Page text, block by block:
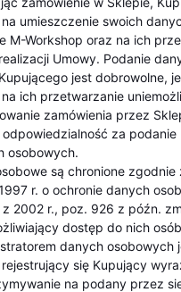
umieszczenie swoich
M-Workshop oraz na ich
Umowy. Podanie
jest dobrowolne,
ich przetwarzanie
zamówienia przez
odpowiedzialność za
osobowych.
są chronione zgodnie
r. o ochronie danych
z 2002 r., poz. 926 z późn.
dostęp do nich
danych osobowych
się Kupujący
na podany przez